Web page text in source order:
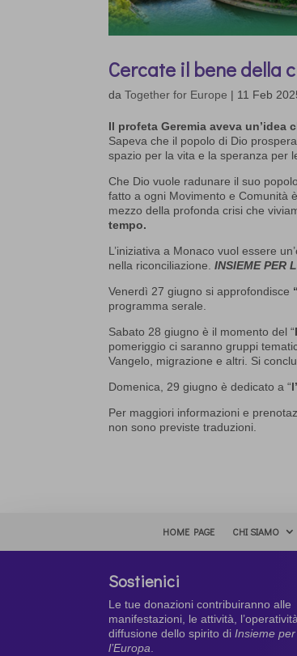
Cercate il bene della
daTogether for Europe | 11 Feb
Il profeta Geremia aveva
Sapeva che il popolo di Dio
spazio per la vita e la speranza per
Che Dio vuole radunare il suo
fatto a ogni Movimento e Comunità
mezzo della profonda crisi che
tempo.
L’iniziativa a Monaco vuol essere
nella riconciliazione.INSIEME PER
Venerdì 27 giugno si approfondisce
programma serale.
Sabato 28 giugno è il momento del “
pomeriggio ci saranno gruppi
Vangelo, migrazione e altri. Si
Domenica, 29 giugno è dedicato a “
Per maggiori informazioni e
non sono previste traduzioni.
HOME PAGE CHI SIAMO
Sostienici
Le tue donazioni contribuiranno alle
manifestazioni, le attività,
diffusione dello spirito diInsieme per
l’Europa.